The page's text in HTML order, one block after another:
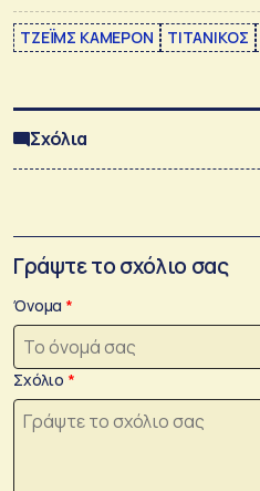
ΤΖΕΪΜΣ ΚΑΜΕΡΟΝ ΤΙΤΑΝΙΚΟΣ
Σχόλια
Γράψτε το σχόλιο σας
Όνομα
Σχόλιο